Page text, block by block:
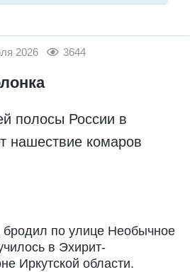
2026 3644
полосы России в
нашествие комаров
по улице Необычное
в Эхирит-
Иркутской области.